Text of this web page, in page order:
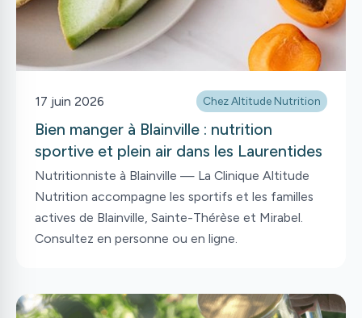
17 juin 2026 Chez Altitude Nutrition
Bien manger à Blainville : nutrition
sportive et plein air dans les Laurentides
Nutritionniste à Blainville — La Clinique Altitude
Nutrition accompagne les sportifs et les familles
actives de Blainville, Sainte-Thérèse et Mirabel.
Consultez en personne ou en ligne.